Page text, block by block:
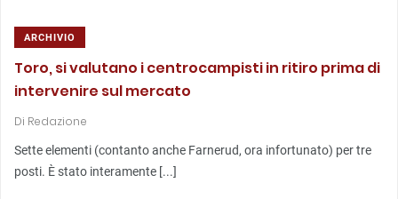
ARCHIVIO
Toro, si valutano i centrocampisti in ritiro prima di
intervenire sul mercato
Di Redazione
Sette elementi (contanto anche Farnerud, ora infortunato) per tre
posti. È stato interamente [...]